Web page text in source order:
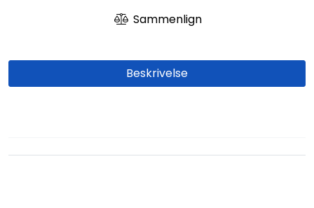
Sammenlign
Beskrivelse
Skjermer
Ansatte